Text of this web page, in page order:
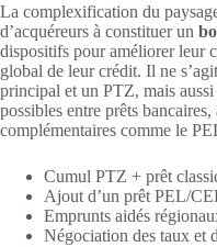
La complexification du
d’acquéreurs à constituer un
dispositifs pour améliorer leur
global de leur crédit. Il ne
principal et un PTZ, mais
possibles entre prêts
complémentaires comme le
Cumul PTZ + prêt
Ajout d’un prêt PEL/
Emprunts aidés
Négociation des taux et